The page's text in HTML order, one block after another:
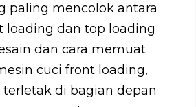
paling mencolok antara
loading dan top loading
dan cara memuat
cuci front loading,
di bagian depan